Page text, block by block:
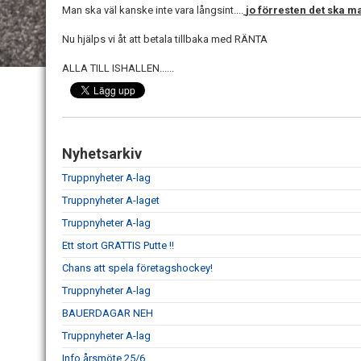
Man ska väl kanske inte vara långsint.... jo förresten det ska
Nu hjälps vi åt att betala tillbaka med RÄNTA
ALLA TILL ISHALLEN......
Nyhetsarkiv
Truppnyheter A-lag
Truppnyheter A-laget
Truppnyheter A-lag
Ett stort GRATTIS Putte !!
Chans att spela företagshockey!
Truppnyheter A-lag
BAUERDAGAR NEH
Truppnyheter A-lag
Info årsmöte 25/6